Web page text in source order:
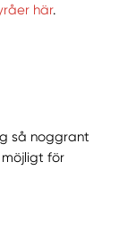
här.
så noggrant
för